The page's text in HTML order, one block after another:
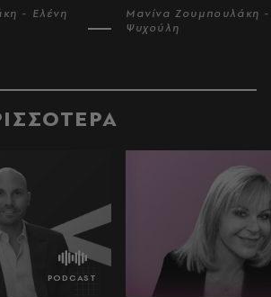
- Ελένη
Μανίνα Ζουμπουλάκη
Ψυχούλη